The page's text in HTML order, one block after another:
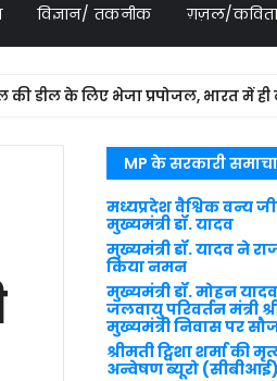
विज्ञान/ तकनीक ग़ज़ल/कविता
के लिए भेजा प्रपोजल, भारत में ही बनेंगे 94
MP के सरकारी
मध्यप्रदेश वैश्विक वन्य
मुख्यमंत्री डॉ. यादव
मुख्यमंत्री डॉ. यादव ने
किया नमन
मुख्यमंत्री डॉ. मोहन
जलवायु परिवर्तन मंत्री
मुख्यमंत्री निवास पर
श्रीमती ट्विशा शर्मा की
अन्वेषण ब्यूरो